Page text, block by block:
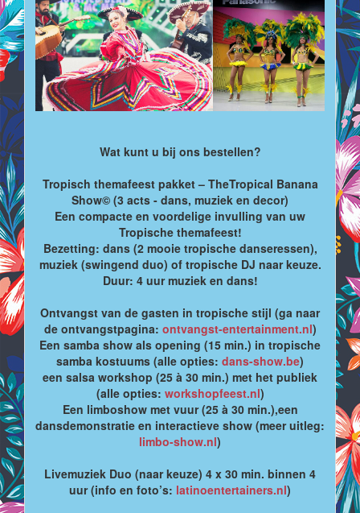
Wat kunt u bij ons bestellen?
Tropisch themafeest pakket – TheTropical Banana
Show© (3 acts - dans, muziek en decor)
Een compacte en voordelige invulling van uw
Tropische themafeest!
Bezetting: dans (2 mooie tropische danseressen),
muziek (swingend duo) of tropische DJ naar keuze.
Duur: 4 uur muziek en dans!
Ontvangst van de gasten in tropische stijl (ga naar
de ontvangstpagina: ontvangst-entertainment.nl)
Een samba show als opening (15 min.) in tropische
samba kostuums (alle opties: dans-show.be)
een salsa workshop (25 à 30 min.) met het publiek
(alle opties: workshopfeest.nl)
Een limboshow met vuur (25 à 30 min.),een
dansdemonstratie en interactieve show (meer uitleg:
limbo-show.nl)
Livemuziek Duo (naar keuze) 4 x 30 min. binnen 4
uur (info en foto’s: latinoentertainers.nl)